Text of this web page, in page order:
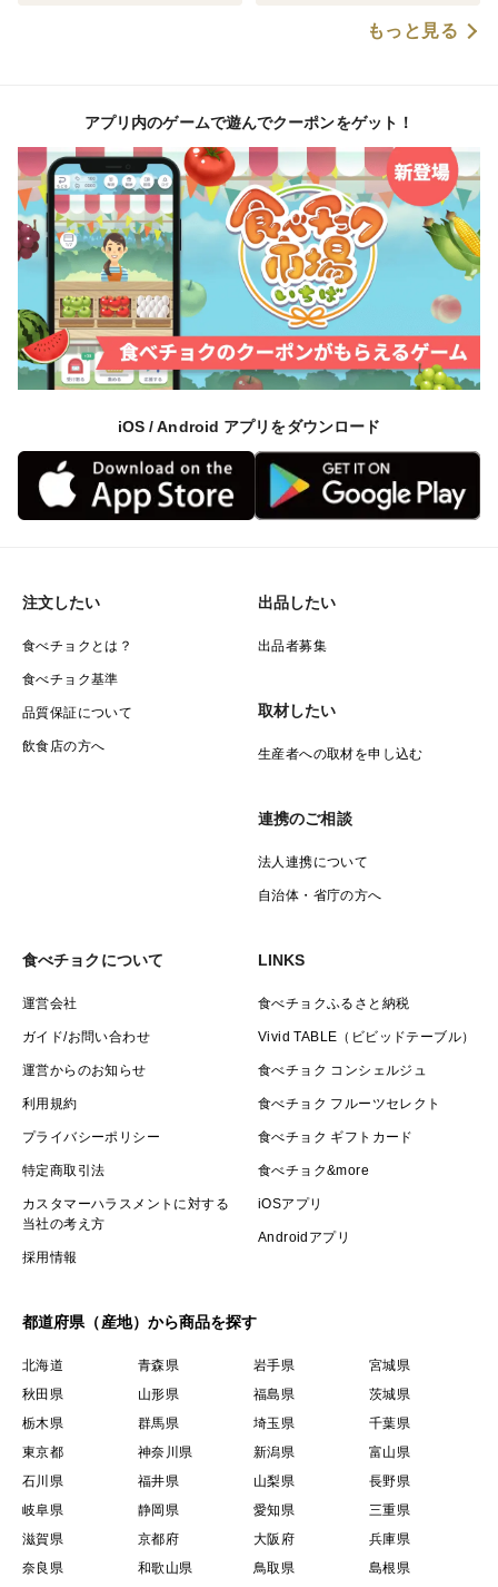
もっと見る
アプリ内のゲームで遊んでクーポンをゲット！
iOS / Android アプリをダウンロード
注文したい
食べチョクとは？
食べチョク基準
品質保証について
飲食店の方へ
出品したい
出品者募集
取材したい
生産者への取材を申し込む
連携のご相談
法人連携について
自治体・省庁の方へ
食べチョクについて
運営会社
ガイド/お問い合わせ
運営からのお知らせ
利用規約
プライバシーポリシー
特定商取引法
カスタマーハラスメントに対する
当社の考え方
採用情報
LINKS
食べチョクふるさと納税
Vivid TABLE（ビビッドテーブル）
食べチョク コンシェルジュ
食べチョク フルーツセレクト
食べチョク ギフトカード
食べチョク&more
iOSアプリ
Androidアプリ
都道府県（産地）から商品を探す
北海道 青森県 岩手県
宮城県
秋田県
山形県 福島県
茨城県
栃木県
群馬県 埼玉県
千葉県
東京都
神奈川県 新潟県
富山県
石川県
福井県 山梨県
長野県
岐阜県
静岡県 愛知県
三重県
滋賀県
京都府 大阪府
兵庫県
奈良県
和歌山県 鳥取県 島根県